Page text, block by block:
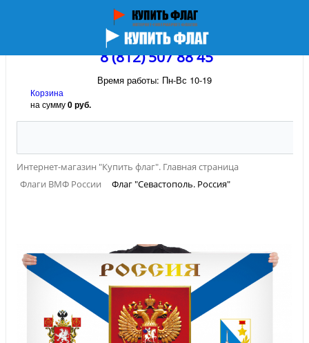
8 (812) 507 88 45
Время работы: Пн-Вс 10-19
Корзина
на сумму0 руб.
Интернет-магазин "Купить флаг". Главная страница
Флаги ВМФ России
Флаг "Севастополь. Россия"